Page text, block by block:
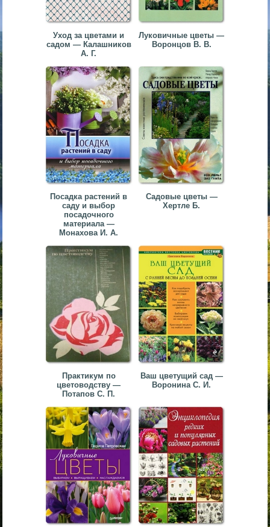
Уход за цветами и
садом — Калашников
А. Г.
Луковичные цветы —
Воронцов В. В.
Посадка растений в
саду и выбор
посадочного
материала —
Монахова И. А.
Садовые цветы —
Хертле Б.
Практикум по
цветоводству —
Потапов С. П.
Ваш цветущий сад —
Воронина С. И.